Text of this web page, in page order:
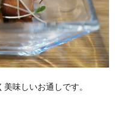
味しいお通しです。